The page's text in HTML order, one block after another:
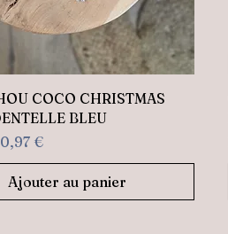
Aperçu rapide
COCO CHRISTMAS
BLEU
promotionnel
€
Ajouter au panier